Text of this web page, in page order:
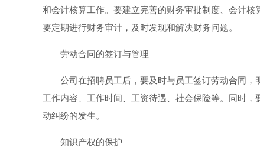
和会计核算工作。要建立完善的财务审批制度、会计
要定期进行财务审计，及时发现和解决财务问题。
劳动合同的签订与管理
公司在招聘员工后，要及时与员工签订劳动合同
工作内容、工作时间、工资待遇、社会保险等。同时
动纠纷的发生。
知识产权的保护